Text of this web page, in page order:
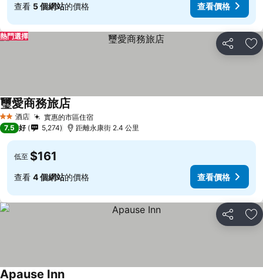
查看 5 個網站的價格 查看價格
分享 放
熱門選擇
2 星級酒店 實惠的市區住宿
璽愛商務旅店
7.5 好 5,274 距離永康街 2.4 公里
低至 $161
查看 4 個網站的價格 查看價格
分享 放
Apause Inn